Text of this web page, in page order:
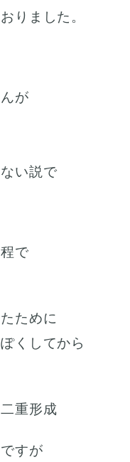
りました。
が
い説で
で
ために
くしてから
重形成
すが